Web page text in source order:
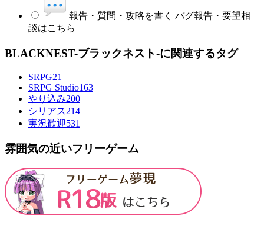
報告・質問・攻略を書く バグ報告・要望相
談はこちら
BLACKNEST-ブラックネスト-に関連するタグ
SRPG21
SRPG Studio163
やり込み200
シリアス214
実況歓迎531
雰囲気の近いフリーゲーム